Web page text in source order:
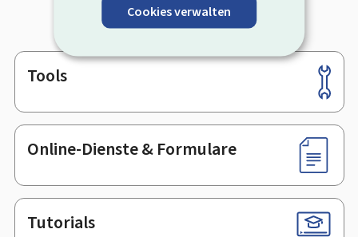
Cookies verwalten
Footer
Tools
Online-Dienste & Formulare
Tutorials